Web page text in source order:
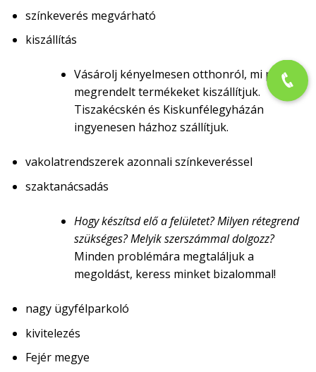
színkeverés megvárható
kiszállítás
Vásárolj kényelmesen otthonról, mi pedig a
megrendelt termékeket kiszállítjuk.
Tiszakécskén és Kiskunfélegyházán
ingyenesen házhoz szállítjuk.
vakolatrendszerek azonnali színkeveréssel
szaktanácsadás
Hogy készítsd elő a felületet? Milyen rétegrend
szükséges? Melyik szerszámmal dolgozz?
Minden problémára megtaláljuk a
megoldást, keress minket bizalommal!
nagy ügyfélparkoló
kivitelezés
Fejér megye